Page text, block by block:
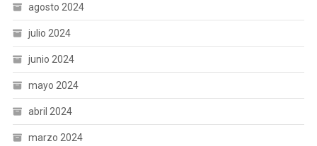
agosto 2024
julio 2024
junio 2024
mayo 2024
abril 2024
marzo 2024